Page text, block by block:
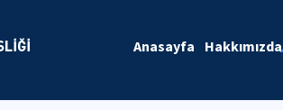
Anasayfa Hakkımızda